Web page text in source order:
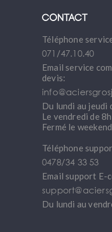
Contact
Téléphone
071/47.10.40
Email service
devis:
Du lundi au jeudi
Le vendredi de
Fermé le weekend
Téléphone
0478/34 33 53
Email support E-
Du lundi au